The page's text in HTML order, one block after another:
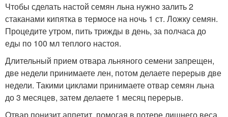
Чтобы сделать настой семян льна нужно залить 2
стаканами кипятка в термосе на ночь 1 ст. Ложку семян.
Процедите утром, пить трижды в день, за полчаса до
еды по 100 мл теплого настоя.
Длительный прием отвара льняного семени запрещен,
две недели принимаете лен, потом делаете перерыв две
недели. Такими циклами принимаете отвар семян льна
до 3 месяцев, затем делаете 1 месяц перерыв.